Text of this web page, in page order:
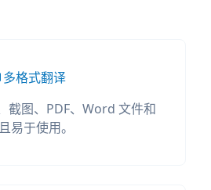
多格式翻译
截图、PDF、Word 文件和
易于使用。